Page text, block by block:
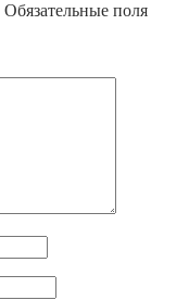
Обязательные поля